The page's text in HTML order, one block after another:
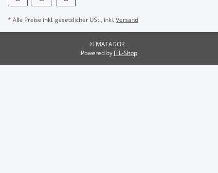
* Alle Preise inkl. gesetzlicher USt., inkl.Versand
© MATADOR
Powered by JTL-Shop